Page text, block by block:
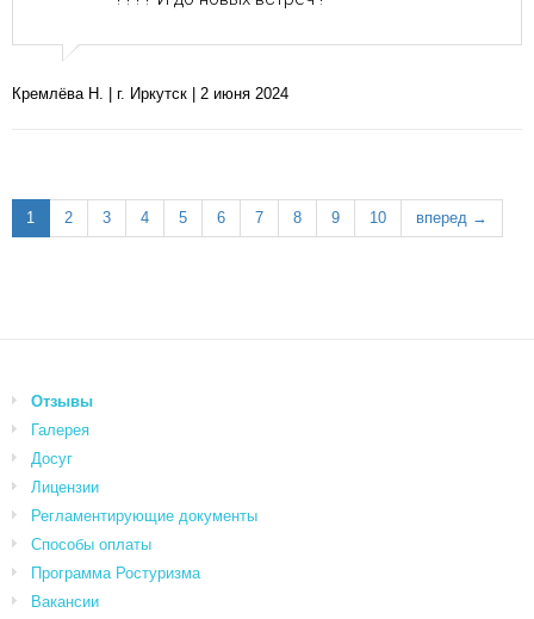
Кремлёва Н. | г. Иркутск | 2 июня 2024
1 2 3 4 5 6 7 8 9 10 вперед →
Отзывы
Галерея
Досуг
Лицензии
Регламентирующие документы
Способы оплаты
Программа Ростуризма
Вакансии